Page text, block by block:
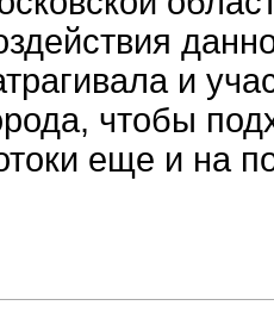
и
чтобы
еще и на